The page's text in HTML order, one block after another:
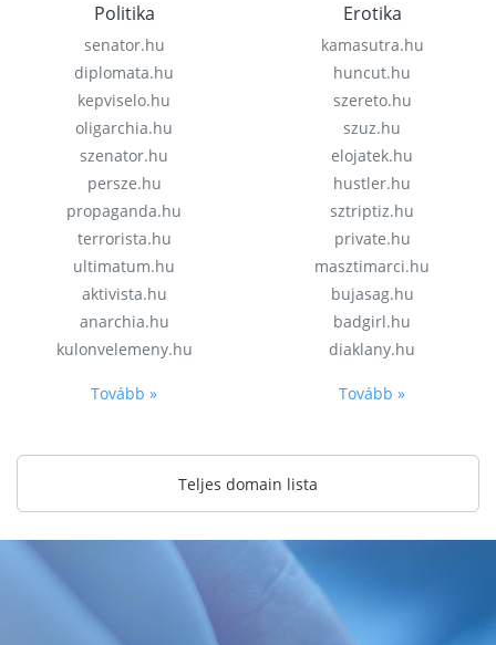
Politika
senator.hu
diplomata.hu
kepviselo.hu
oligarchia.hu
szenator.hu
persze.hu
propaganda.hu
terrorista.hu
ultimatum.hu
aktivista.hu
anarchia.hu
kulonvelemeny.hu
Tovább »
Erotika
kamasutra.hu
huncut.hu
szereto.hu
szuz.hu
elojatek.hu
hustler.hu
sztriptiz.hu
private.hu
masztimarci.hu
bujasag.hu
badgirl.hu
diaklany.hu
Tovább »
Teljes domain lista